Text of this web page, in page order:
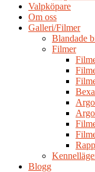
Valpköpare
Om oss
Galleri/Filmer
Blandade
Filmer
Blogg